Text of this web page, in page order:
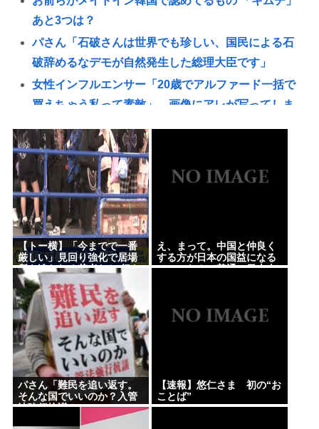
あと3つは？
パさん「石破さんは世界でも珍しい、国民による石
破辞めるなデモが自然発生した総理大臣です」
女性インフルエンサー「20歳でアルファード一括で
買えちゃう私って素敵」→画像にアレが写ってしま
【悲報】愛知県民、夏恒例の儀式で2人死亡www
【悲報】デカイファミチキだと思って買ったら小さ
かったから店に戻って確認したら！！！！www
【悲報】とんでもないヤバい台風さん、お盆を直撃
www
ファン付き作業着使用男性熱中症で死亡 スポーツ
ドリンクやゼリー飲料持参も [8/8]
【緊急】少子化の原因、判明するwww
誰でもできる仕事してるやつって死にたくならん
の？
なして君ら「テスラ」買わないの？モデル3なら300
万程度で買える.コスパ最強車がここにあるのに
林家パー子、認知症が進行「一人で外出られない」
難聴で夫・ペーと「筆談」…自宅全焼から約1年
【トー横】「今までで一番
厳しい」見回り強化で居場
所を追われる若者たち 行き
場を失う中「世間の普通よ
り歌舞伎町の普通が合って
いる」と心の叫びも
え、まって。中国と仲良く
する方が日本の国益になる
のに、なんで普通の日本人
パさん「難民を追い返す。
そんな国でいいのか？入管
法強行抗議！」
【速報】悠仁さま 初の“お
ことば”